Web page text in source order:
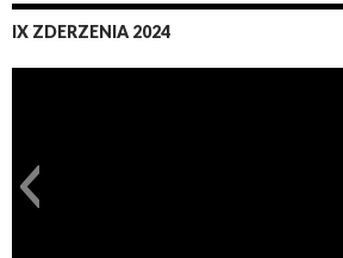
IX ZDERZENIA 2024